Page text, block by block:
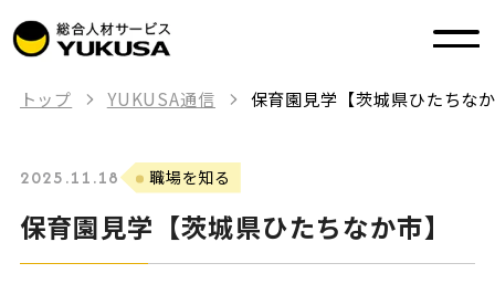
トップ YUKUSA通信 保育園見学【茨城県ひたちな
2025.11.18 職場を知る
保育園見学【茨城県ひたちなか市】